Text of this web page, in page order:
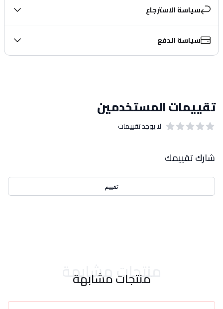
سياسة الاسترجاع
سياسة الدفع
تقييمات المستخدمين
لا يوجد تقييمات
شارك تقييمك
تقييم
منتجات مشابهة
منتجات مشابهة